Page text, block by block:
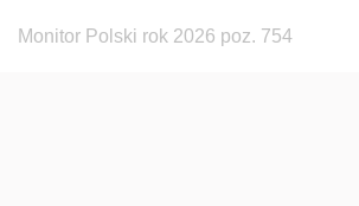
Monitor Polski rok 2026 poz. 754